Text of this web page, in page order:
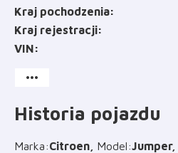
Kraj pochodzenia
Kraj rejestracji
VIN
more_horiz
Historia pojazdu
Marka:Citroen Model:Jumper